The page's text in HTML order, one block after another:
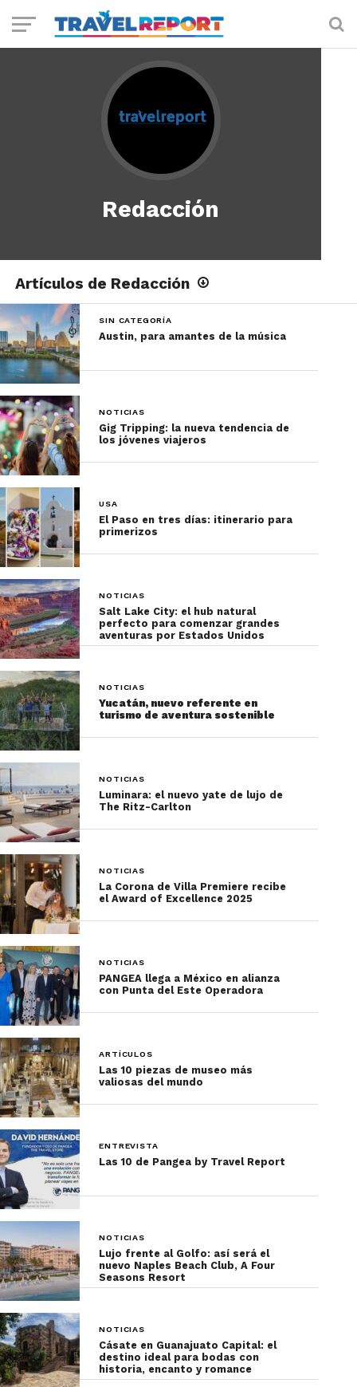
Redacción
Artículos de Redacción
SIN CATEGORÍA
Austin, para amantes de la música
NOTICIAS
Gig Tripping: la nueva tendencia de
los jóvenes viajeros
USA
El Paso en tres días: itinerario para
primerizos
NOTICIAS
Salt Lake City: el hub natural
perfecto para comenzar grandes
aventuras por Estados Unidos
NOTICIAS
Yucatán, nuevo referente en
turismo de aventura sostenible
NOTICIAS
Luminara: el nuevo yate de lujo de
The Ritz-Carlton
NOTICIAS
La Corona de Villa Premiere recibe
el Award of Excellence 2025
NOTICIAS
PANGEA llega a México en alianza
con Punta del Este Operadora
ARTÍCULOS
Las 10 piezas de museo más
valiosas del mundo
ENTREVISTA
Las 10 de Pangea by Travel Report
NOTICIAS
Lujo frente al Golfo: así será el
nuevo Naples Beach Club, A Four
Seasons Resort
NOTICIAS
Cásate en Guanajuato Capital: el
destino ideal para bodas con
historia, encanto y romance